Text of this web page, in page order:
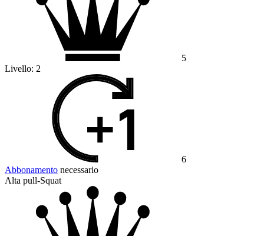
5
Livello: 2
6
Abbonamento necessario
Alta pull-Squat